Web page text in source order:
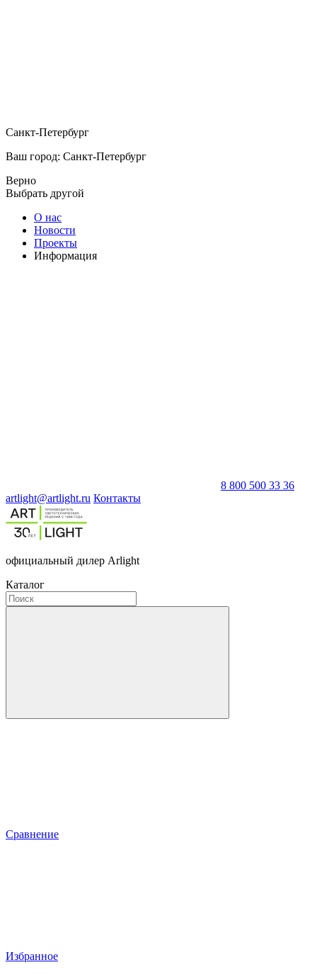
Санкт-Петербург
Ваш город: Санкт-Петербург
Верно
Выбрать другой
О нас
Новости
Проекты
Информация
8 800 500 33 36
artlight@artlight.ru Контакты
официальный дилер Arlight
Каталог
Сравнение
Избранное